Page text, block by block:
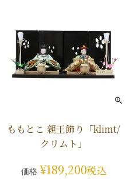
ももとこ 親王飾り「klimt/
クリムト」
価格 ¥189,200税込